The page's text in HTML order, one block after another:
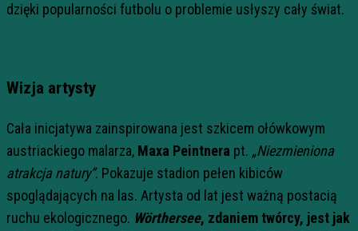
dzięki popularności futbolu o problemie usłyszy cały świat.
Wizja artysty
Cała inicjatywa zainspirowana jest szkicem ołówkowym
austriackiego malarza, Maxa Peintnera pt. „Niezmieniona
atrakcja natury”. Pokazuje stadion pełen kibiców
spoglądających na las. Artysta od lat jest ważną postacią
ruchu ekologicznego. Wörthersee, zdaniem twórcy, jest jak